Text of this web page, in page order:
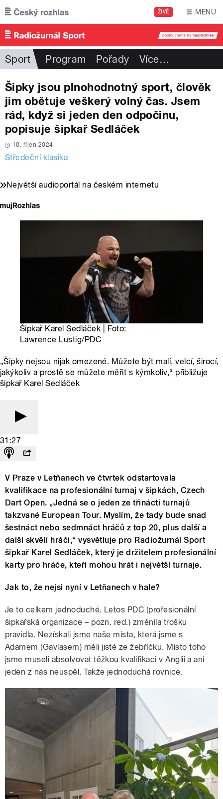
Přejít k hlavnímu obsahu
ŽIVĚ MENU
Sport Program Pořady Více…
Šipky jsou plnohodnotný sport, člověk
jim obětuje veškerý volný čas. Jsem
rád, když si jeden den odpočinu,
popisuje šipkař Sedláček
18. říjen 2024
Středeční klasika
Největší audioportál na českém internetu
Šipkař Karel Sedláček | Foto:
Lawrence Lustig/PDC
„Šipky nejsou nijak omezené. Můžete být malí, velcí, širocí,
jakýkoliv a prostě se můžete měřit s kýmkoliv,“ přibližuje
šipkař Karel Sedláček
31:27
V Praze v Letňanech ve čtvrtek odstartovala
kvalifikace na profesionální turnaj v šipkách, Czech
Dart Open. „Jedná se o jeden ze třinácti turnajů
takzvané European Tour. Myslím, že tady bude snad
šestnáct nebo sedmnáct hráčů z top 20, plus další a
další skvělí hráči,“ vysvětluje pro Radiožurnál Sport
šipkař Karel Sedláček, který je držitelem profesionální
karty pro hráče, kteří mohou hrát i největší turnaje.
Jak to, že nejsi nyní v Letňanech v hale?
Je to celkem jednoduché. Letos PDC (profesionální
šipkařská organizace – pozn. red.) změnila trošku
pravidla. Nezískali jsme naše místa, která jsme s
Adamem (Gavlasem) měli jisté ze žebříčku. Místo toho
jsme museli absolvovat těžkou kvalifikaci v Anglii a ani
jeden z nás neuspěl. Takže jednoduchá rovnice.